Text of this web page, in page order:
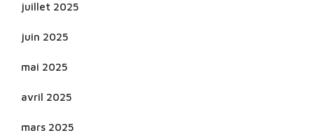
juillet 2025
juin 2025
mai 2025
avril 2025
mars 2025